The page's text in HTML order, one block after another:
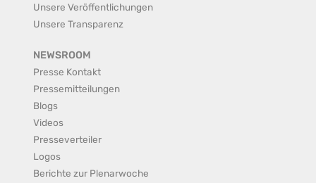
Unsere Veröffentlichungen
Unsere Transparenz
NEWSROOM
Presse Kontakt
Pressemitteilungen
Blogs
Videos
Presseverteiler
Logos
Berichte zur Plenarwoche